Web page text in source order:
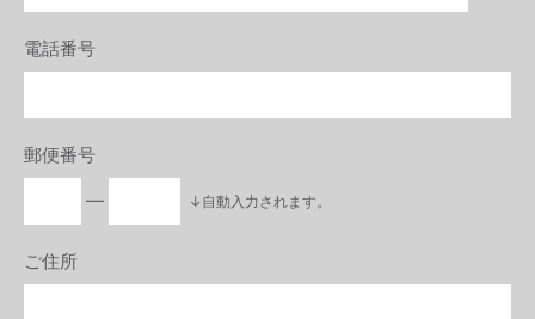
電話番号
郵便番号
―
↓自動入力されます。
ご住所